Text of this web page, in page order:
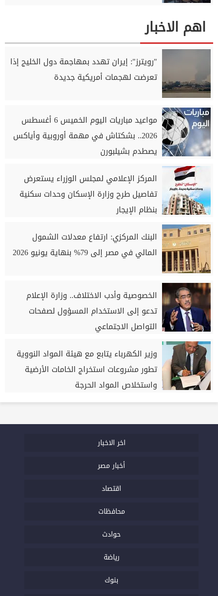
اهم الاخبار
"رويترز": إيران تهدد بمهاجمة دول الخليج إذا
تعرضت لهجمات أمريكية جديدة
مواعيد مباريات اليوم الخميس 6 أغسطس
2026.. بشكتاش في مهمة أوروبية وأياكس
يصطدم بشيلبورن
المركز الإعلامي لمجلس الوزراء يستعرض
تفاصيل طرح وزارة الإسكان وحدات سكنية
بنظام الإيجار
البنك المركزي: ارتفاع معدلات الشمول
المالي في مصر إلى 79% بنهاية يونيو 2026
الخصوصية وأدب الاختلاف.. وزارة الإعلام
تدعو إلى الاستخدام المسؤول لصفحات
التواصل الاجتماعي
وزير الكهرباء يتابع مع هيئة المواد النووية
تطور مشروعات استخراج الخامات الأرضية
واستخلاص المواد الحرجة
اخر الاخبار
أخبار مصر
اقتصاد
محافظات
حوادث
رياضة
بنوك